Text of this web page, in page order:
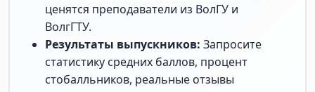
ценятся преподаватели из ВолГУ и
ВолгГТУ.
Результаты выпускников: Запросите
статистику средних баллов, процент
стобалльников, реальные отзывы